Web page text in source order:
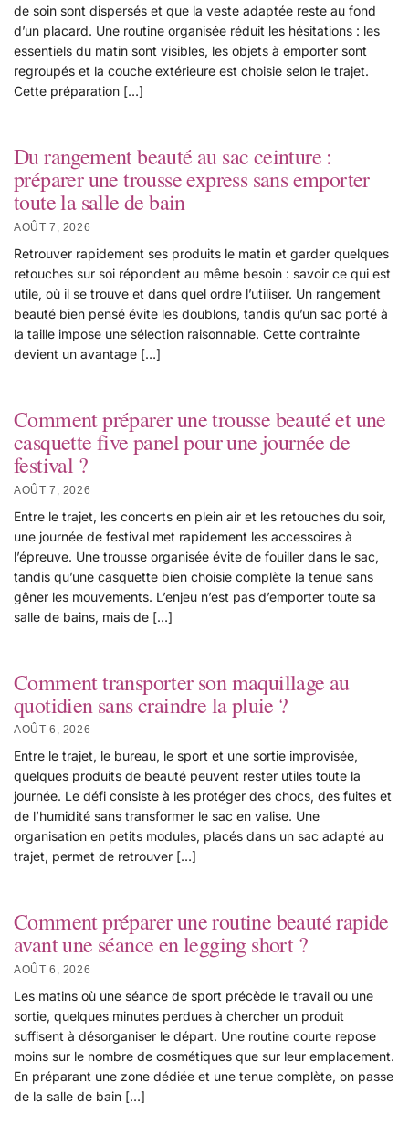
de soin sont dispersés et que la veste adaptée reste au fond
d’un placard. Une routine organisée réduit les hésitations : les
essentiels du matin sont visibles, les objets à emporter sont
regroupés et la couche extérieure est choisie selon le trajet.
Cette préparation […]
Du rangement beauté au sac ceinture :
préparer une trousse express sans emporter
toute la salle de bain
AOÛT 7, 2026
Retrouver rapidement ses produits le matin et garder quelques
retouches sur soi répondent au même besoin : savoir ce qui est
utile, où il se trouve et dans quel ordre l’utiliser. Un rangement
beauté bien pensé évite les doublons, tandis qu’un sac porté à
la taille impose une sélection raisonnable. Cette contrainte
devient un avantage […]
Comment préparer une trousse beauté et une
casquette five panel pour une journée de
festival ?
AOÛT 7, 2026
Entre le trajet, les concerts en plein air et les retouches du soir,
une journée de festival met rapidement les accessoires à
l’épreuve. Une trousse organisée évite de fouiller dans le sac,
tandis qu’une casquette bien choisie complète la tenue sans
gêner les mouvements. L’enjeu n’est pas d’emporter toute sa
salle de bains, mais de […]
Comment transporter son maquillage au
quotidien sans craindre la pluie ?
AOÛT 6, 2026
Entre le trajet, le bureau, le sport et une sortie improvisée,
quelques produits de beauté peuvent rester utiles toute la
journée. Le défi consiste à les protéger des chocs, des fuites et
de l’humidité sans transformer le sac en valise. Une
organisation en petits modules, placés dans un sac adapté au
trajet, permet de retrouver […]
Comment préparer une routine beauté rapide
avant une séance en legging short ?
AOÛT 6, 2026
Les matins où une séance de sport précède le travail ou une
sortie, quelques minutes perdues à chercher un produit
suffisent à désorganiser le départ. Une routine courte repose
moins sur le nombre de cosmétiques que sur leur emplacement.
En préparant une zone dédiée et une tenue complète, on passe
de la salle de bain […]